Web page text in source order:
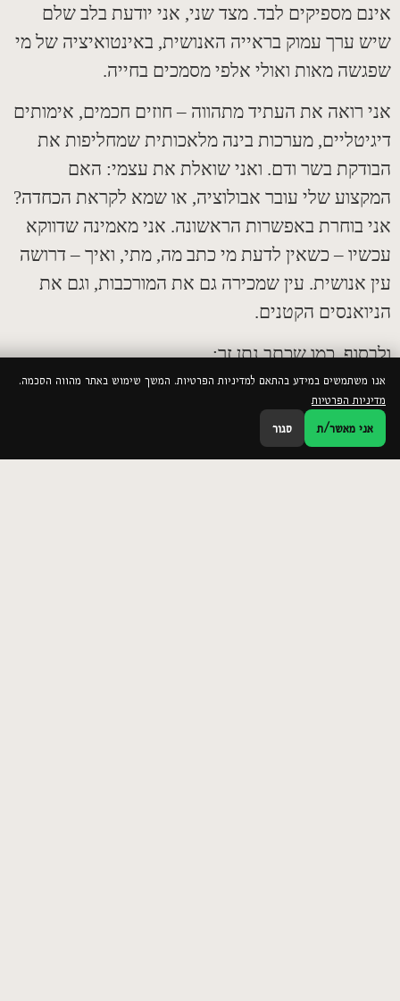
מספיקים לבד .מצד שני,אני יודעת בלב שלם
ערך עמוק בראייה האנושית,באינטואיציה של מי
מאות ואולי אלפי מסמכים בחייה.
רואה את העתיד מתהווה – חוזים חכמים,אימותים
,מערכות בינה מלאכותית שמחליפות את
בשר ודם.ואני שואלת את עצמי:האם
שלי עובר אבולוציה,או שמא לקראת הכחדה?
בוחרת באפשרות הראשונה.אני מאמינה שדווקא
– כשאין לדעת מי כתב מה, מתי ,ואיך – דרושה
אנושית.עין שמכירה גם את המורכבות,וגם את
הקטנים.
,כמו שכתב נתן זך:
דברים שרק הלב רואה
ולבך אינו טועה
שוליים
משתמשים במידע בהתאם למדיניות הפרטיות. המשך שימוש באתר מהווה הסכמה.
הפרטיות
מאשר/ת
סגור